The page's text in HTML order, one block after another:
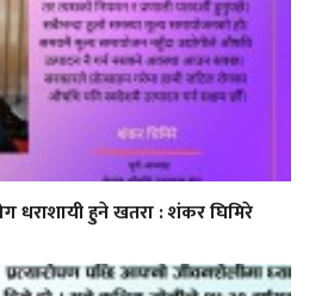
धराशायी हुने खतरा : शंकर घिमिरे